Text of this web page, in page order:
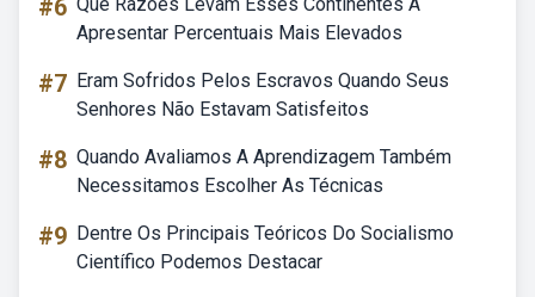
#6
Apresentar Percentuais Mais Elevados
#7 Eram Sofridos Pelos Escravos Quando Seus
Senhores Não Estavam Satisfeitos
#8 Quando Avaliamos A Aprendizagem Também
Necessitamos Escolher As Técnicas
#9 Dentre Os Principais Teóricos Do Socialismo
Científico Podemos Destacar